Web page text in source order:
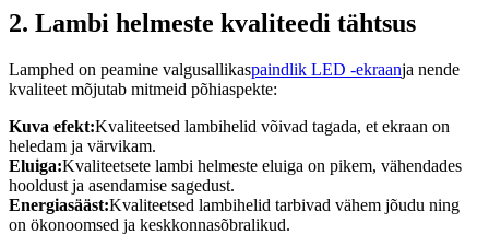
2. Lambi helmeste kvaliteedi tähtsus
Lamphed on peamine valgusallikaspaindlik LED -ekraanja nende
kvaliteet mõjutab mitmeid põhiaspekte:
Kuva efekt:Kvaliteetsed lambihelid võivad tagada, et ekraan on
heledam ja värvikam.
Eluiga:Kvaliteetsete lambi helmeste eluiga on pikem, vähendades
hooldust ja asendamise sagedust.
Energiasääst:Kvaliteetsed lambihelid tarbivad vähem jõudu ning
on ökonoomsed ja keskkonnasõbralikud.